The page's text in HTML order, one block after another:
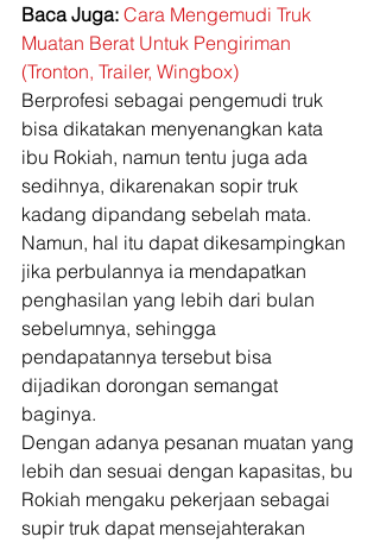
Baca Juga: Cara Mengemudi Truk
Muatan Berat Untuk Pengiriman
(Tronton, Trailer, Wingbox)
Berprofesi sebagai pengemudi truk
bisa dikatakan menyenangkan kata
ibu Rokiah, namun tentu juga ada
sedihnya, dikarenakan sopir truk
kadang dipandang sebelah mata.
Namun, hal itu dapat dikesampingkan
jika perbulannya ia mendapatkan
penghasilan yang lebih dari bulan
sebelumnya, sehingga
pendapatannya tersebut bisa
dijadikan dorongan semangat
baginya.
Dengan adanya pesanan muatan yang
lebih dan sesuai dengan kapasitas, bu
Rokiah mengaku pekerjaan sebagai
supir truk dapat mensejahterakan